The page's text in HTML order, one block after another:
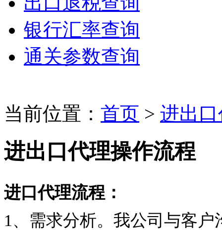
银行汇率查询
通关参数查询
当前位置： 首页 > 进出
进出口代理操作流程
进口代理流程：
1、需求分析。我公司与客